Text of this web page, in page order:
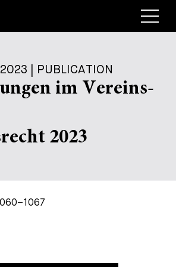
+
| PUBLICATION
im Vereins-
2023